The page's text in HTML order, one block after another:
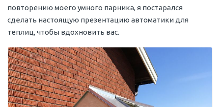
повторению моего умного парника, я постарался
сделать настоящую презентацию автоматики для
теплиц, чтобы вдохновить вас.